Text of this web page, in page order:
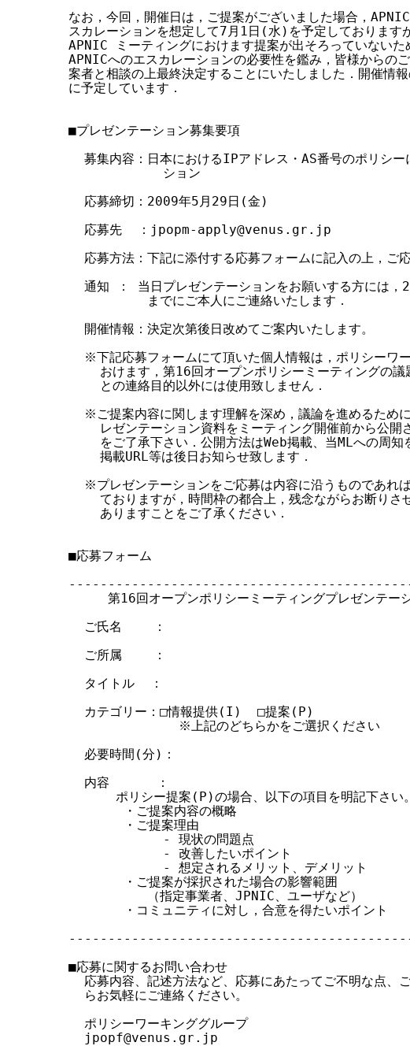
なお，今回，開催日は，ご提案がございました場合，
スカレーションを想定して7月1日(水)を予定しております
APNIC ミーティングにおけます提案が出そろっていないた
APNICへのエスカレーションの必要性を鑑み，皆様からの
案者と相談の上最終決定することにいたしました．開催情
に予定しています．
■プレゼンテーション募集要項
募集内容：日本におけるIPアドレス・AS番号のポリシー
            ション
  応募締切：2009年5月29日(金)
  応募先  ：jpopm-apply@venus.gr.jp
応募方法：下記に添付する応募フォームに記入の上，ご
通知 ： 当日プレゼンテーションをお願いする方には
          までにご本人にご連絡いたします．
  開催情報：決定次第後日改めてご案内いたします。
※下記応募フォームにて頂いた個人情報は，ポリシーワ
おけます，第16回オープンポリシーミーティングの議
    との連絡目的以外には使用致しません．
※ご提案内容に関します理解を深め，議論を進めるため
レゼンテーション資料をミーティング開催前から公開
をご了承下さい．公開方法はWeb掲載、当MLへの周知
    掲載URL等は後日お知らせ致します．
※プレゼンテーションをご応募は内容に沿うものであれ
ておりますが，時間枠の都合上，残念ながらお断りさ
    ありますことをご了承ください．
■応募フォーム
第16回オープンポリシーミーティングプレゼンテー
  ご氏名    ：
  ご所属    ：
  タイトル  ：
  カテゴリー：□情報提供(I)  □提案(P)
              ※上記のどちらかをご選択ください
  必要時間(分)：
  内容      ：
      ポリシー提案(P)の場合、以下の項目を明記下さい。
       ・ご提案内容の概略
       ・ご提案理由
            - 現状の問題点
            - 改善したいポイント
            - 想定されるメリット、デメリット
       ・ご提案が採択された場合の影響範囲
          （指定事業者、JPNIC、ユーザなど）
       ・コミュニティに対し，合意を得たいポイント
■応募に関するお問い合わせ
応募内容、記述方法など、応募にあたってご不明な点、
  らお気軽にご連絡ください。
  ポリシーワーキンググループ
  jpopf@venus.gr.jp